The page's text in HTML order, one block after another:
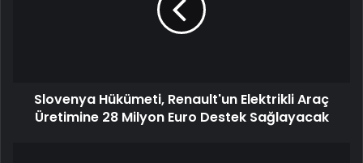
Slovenya Hükümeti, Renault'un Elektrikli Araç
Üretimine 28 Milyon Euro Destek Sağlayacak